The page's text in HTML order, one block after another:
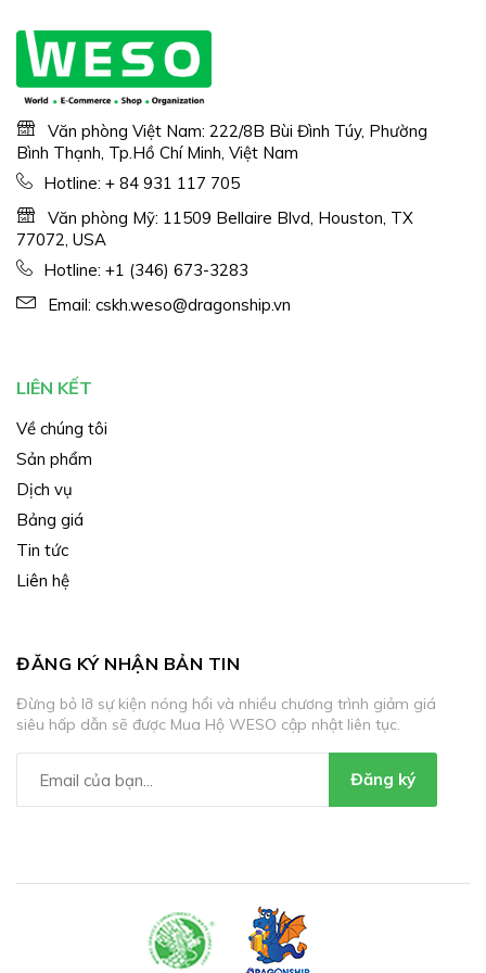
Văn phòng Việt Nam: 222/8B Bùi Đình Túy, Phường
Bình Thạnh, Tp.Hồ Chí Minh, Việt Nam
Hotline: + 84 931 117 705
Văn phòng Mỹ: 11509 Bellaire Blvd, Houston, TX
77072, USA
Hotline: +1 (346) 673-3283
Email: cskh.weso@dragonship.vn
LIÊN KẾT
Về chúng tôi
Sản phẩm
Dịch vụ
Bảng giá
Tin tức
Liên hệ
ĐĂNG KÝ NHẬN BẢN TIN
Đừng bỏ lỡ sự kiện nóng hổi và nhiều chương trình giảm giá
siêu hấp dẫn sẽ được Mua Hộ WESO cập nhật liên tục.
Đăng ký